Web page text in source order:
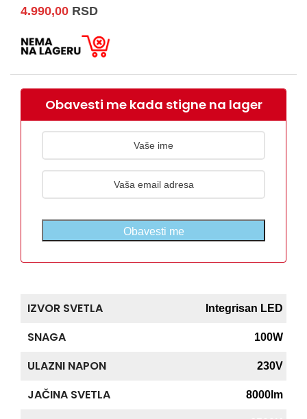
4.990,00 RSD
Obavesti me kada stigne na lager
Obavesti me
IZVOR SVETLA Integrisan LED
SNAGA 100W
ULAZNI NAPON 230V
JAČINA SVETLA 8000lm